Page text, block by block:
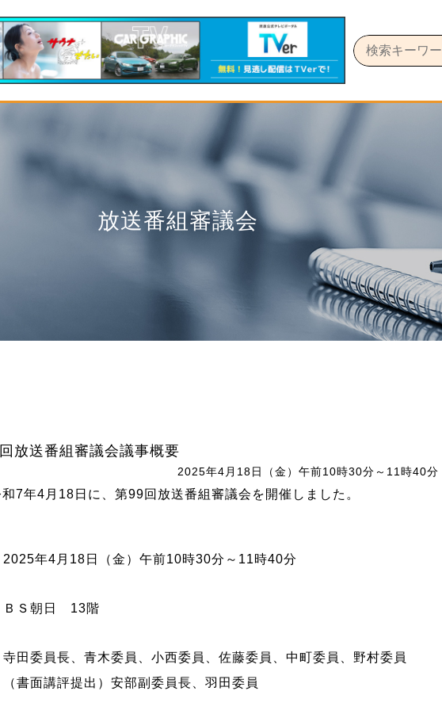
放送番組審議会
放送番組審議会議事概要
2025年4月18日（金）午前10時30分～11時40分
7年4月18日に、第99回放送番組審議会を開催しました。
2025年4月18日（金）午前10時30分～11時40分
ＢＳ朝日 13階
寺田委員長、青木委員、小西委員、佐藤委員、中町委員、野村委員
（書面講評提出）安部副委員長、羽田委員